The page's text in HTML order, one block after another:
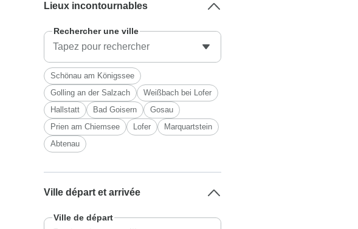
Lieux incontournables
Rechercher une ville
Schönau am Königssee
Golling an der Salzach
Weißbach bei Lofer
Hallstatt
Bad Goisern
Gosau
Prien am Chiemsee
Lofer
Marquartstein
Abtenau
Ville départ et arrivée
Ville de départ